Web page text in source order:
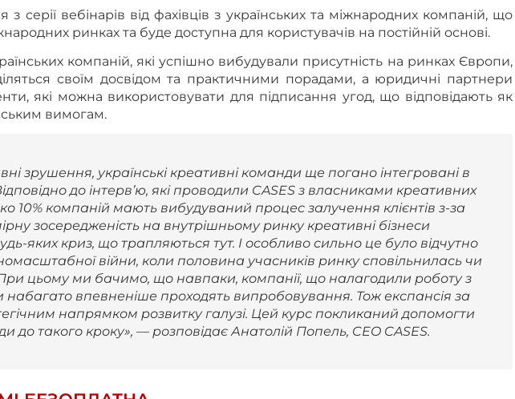
серії вебінарів від фахівців з українських та міжнародних компаній, що
ринках та буде доступна для користувачів на постійній основі.
компаній, які успішно вибудували присутність на ринках Європи,
своїм досвідом та практичними порадами, а юридичні партнери
які можна використовувати для підписання угод, що відповідають як
вимогам.
зрушення, українські креативні команди ще погано інтегровані в
до інтерв’ю, які проводили CASES з власниками креативних
10% компаній мають вибудуваний процес залучення клієнтів з-за
зосередженість на внутрішньому ринку креативні бізнеси
яких криз, що трапляються тут. І особливо сильно це було відчутно
війни, коли половина учасників ринку сповільнилась чи
цьому ми бачимо, що навпаки, компанії, що налагодили роботу з
впевненіше проходять випробовування. Тож експансія за
напрямком розвитку галузі. Цей курс покликаний допомогти
до такого кроку», — розповідаєАнатолій Попель, CEO CASES.